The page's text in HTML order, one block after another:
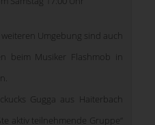
Umgebung sind auch
beim Musiker Flashmob in
Gugga aus Haiterbach
aktiv teilnehmende Gruppe“